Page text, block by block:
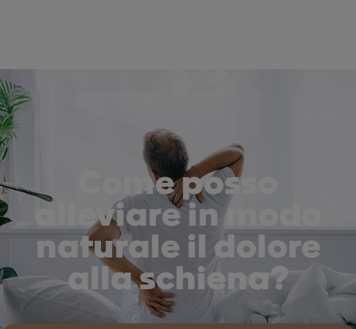
Come posso
alleviare in modo
naturale il dolore
alla schiena?